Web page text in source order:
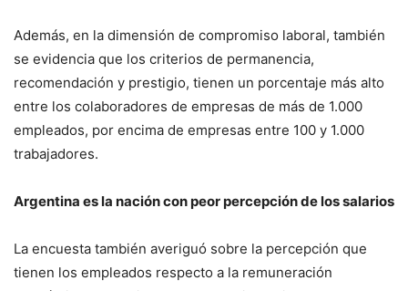
Además, en la dimensión de compromiso laboral, también
se evidencia que los criterios de permanencia,
recomendación y prestigio, tienen un porcentaje más alto
entre los colaboradores de empresas de más de 1.000
empleados, por encima de empresas entre 100 y 1.000
trabajadores.
Argentina es la nación con peor percepción de los salarios
La encuesta también averiguó sobre la percepción que
tienen los empleados respecto a la remuneración